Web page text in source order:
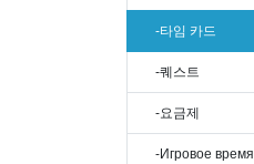
-타임 카드
-퀘스트
-요금제
-Игровое время